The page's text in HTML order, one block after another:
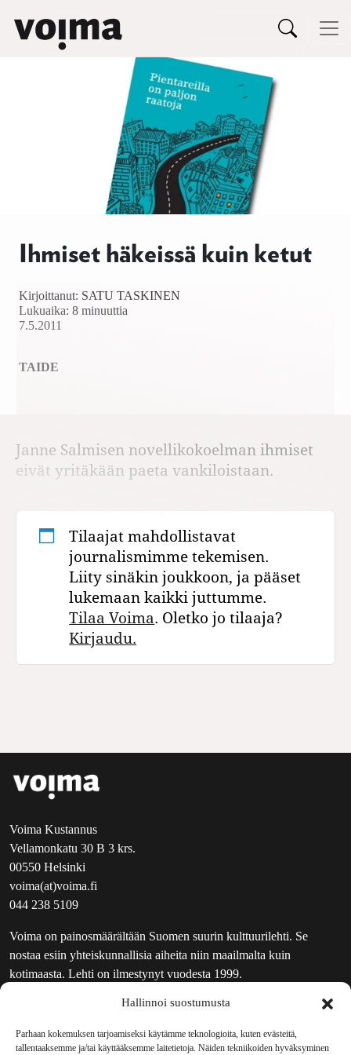
Hallinnoi suostumusta
Parhaan kokemuksen tarjoamiseksi käytämme teknologioita, kuten evästeitä,
tallentaaksemme ja/tai käyttääksemme laitetietoja. Näiden tekniikoiden hyväksyminen
Siirry sisältöön
Päävalikko
Ihmiset häkeissä kuin ketut
7.5.2011
Kirjoittanut: SATU TASKINEN
Lukuaika: 8 minuuttia
TAIDE
Janne Salmisen novellikokoelman ihmiset
eivät yritäkään paeta vankiloistaan.
Tilaajat mahdollistavat
journalismimme tekemisen.
Liity sinäkin joukkoon, ja pääset
lukemaan kaikki juttumme.
Tilaa Voima. Oletko jo tilaaja?
Kirjaudu.
Voima Kustannus
Vellamonkatu 30 B 3 krs.
00550 Helsinki
voima(at)voima.fi
044 238 5109
Voima on painosmäärältään Suomen suurin kulttuurilehti. Se
nostaa esiin yhteiskunnallisia aiheita niin maailmalta kuin
kotimaasta. Lehti on ilmestynyt vuodesta 1999.
UUTISKIRJE
MAINOSTAJILLE